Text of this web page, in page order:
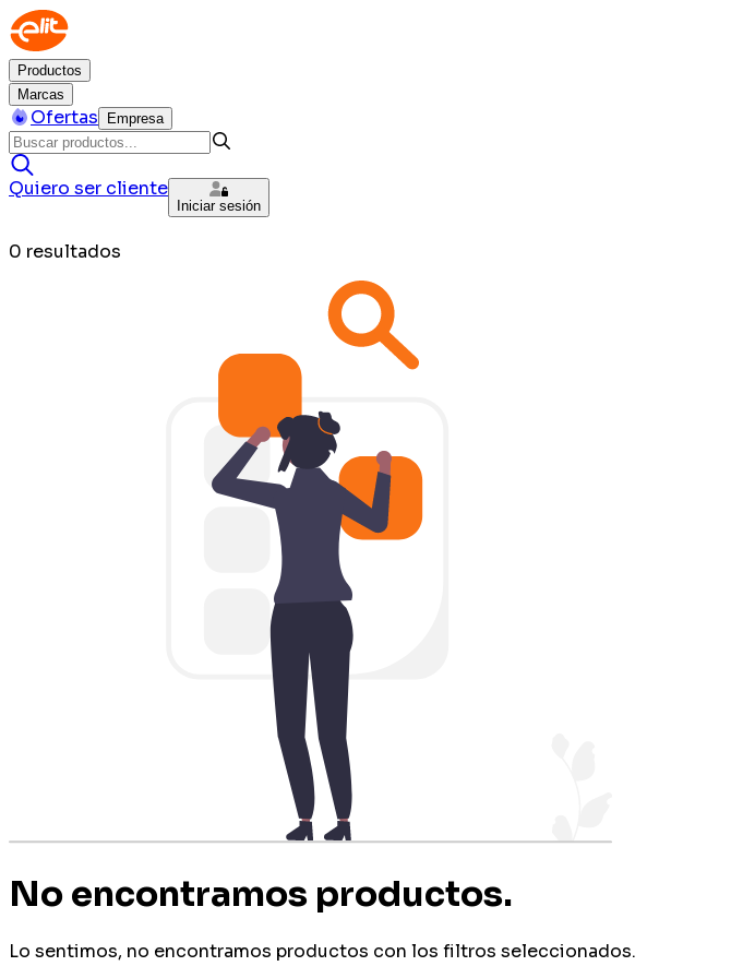
Productos
Marcas
Ofertas Empresa
Quiero ser cliente
Iniciar sesión
0 resultados
No encontramos productos.
Lo sentimos, no encontramos productos con los filtros seleccionados.